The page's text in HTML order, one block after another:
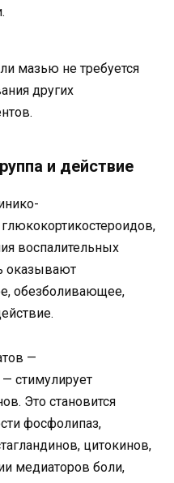
мазью не требуется
других
и действие
воспалительных
оказывают
обезболивающее,
—
стимулирует
Это становится
фосфолипаз,
цитокинов,
медиаторов боли,